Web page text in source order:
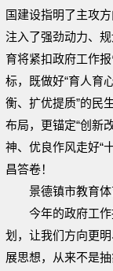
国建设指明了主攻
注入了强劲动力、
育将紧扣政府工作
标，既做好“育人育
衡、扩优提质”的民
布局，更锚定“创新
神、优良作风走好“
昌答卷！
景德镇市教育体
今年的政府工
划，让我们方向更
展思想，从来不是